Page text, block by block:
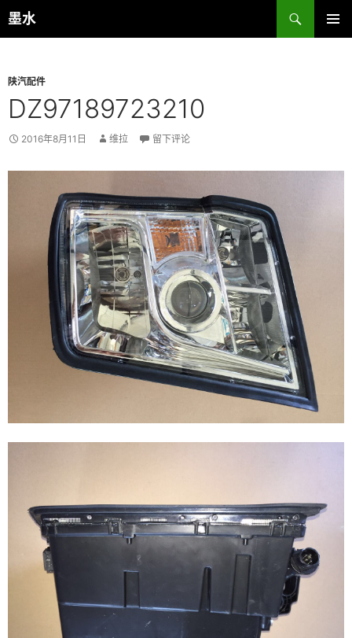
跳
至
墨水
搜
索
陕汽配件
DZ97189723210
2016年8月11日 维拉 留下评论